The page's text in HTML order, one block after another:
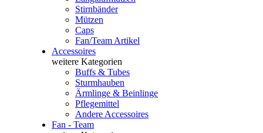
Stirnbänder
Mützen
Caps
Fan/Team Artikel
Accessoires
weitere Kategorien
Buffs & Tubes
Sturmhauben
Ärmlinge & Beinlinge
Pflegemittel
Andere Accessoires
Fan - Team